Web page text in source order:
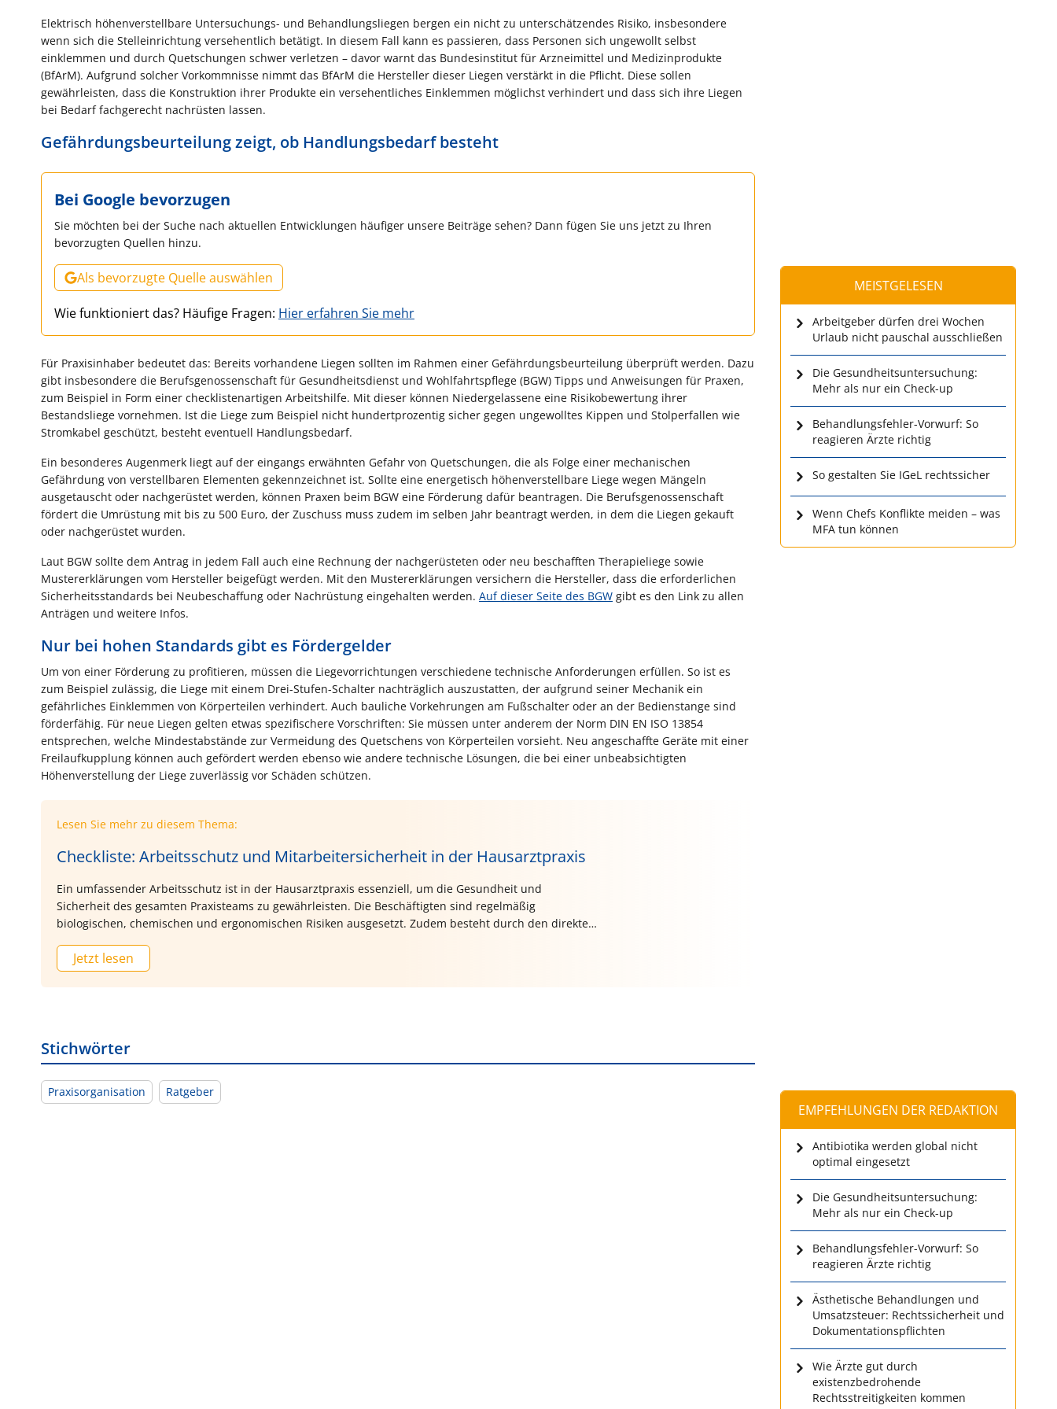
Elektrisch höhenverstellbare Untersuchungs- und Behandlungsliegen bergen ein nicht zu unterschätzendes Risiko, insbesondere
wenn sich die Stelleinrichtung versehentlich betätigt. In diesem Fall kann es passieren, dass Personen sich ungewollt selbst
einklemmen und durch Quetschungen schwer verletzen – davor warnt das Bundesinstitut für Arzneimittel und Medizinprodukte
(BfArM). Aufgrund solcher Vorkommnisse nimmt das BfArM die Hersteller dieser Liegen verstärkt in die Pflicht. Diese sollen
gewährleisten, dass die Konstruktion ihrer Produkte ein versehentliches Einklemmen möglichst verhindert und dass sich ihre Liegen
bei Bedarf fachgerecht nachrüsten lassen.
Gefährdungsbeurteilung zeigt, ob Handlungsbedarf besteht
Bei Google bevorzugen
Sie möchten bei der Suche nach aktuellen Entwicklungen häufiger unsere Beiträge sehen? Dann fügen Sie uns jetzt zu Ihren
bevorzugten Quellen hinzu.
Als bevorzugte Quelle auswählen
Wie funktioniert das? Häufige Fragen: Hier erfahren Sie mehr
Für Praxisinhaber bedeutet das: Bereits vorhandene Liegen sollten im Rahmen einer Gefährdungsbeurteilung überprüft werden. Dazu
gibt insbesondere die Berufsgenossenschaft für Gesundheitsdienst und Wohlfahrtspflege (BGW) Tipps und Anweisungen für Praxen,
zum Beispiel in Form einer checklistenartigen Arbeitshilfe. Mit dieser können Niedergelassene eine Risikobewertung ihrer
Bestandsliege vornehmen. Ist die Liege zum Beispiel nicht hundertprozentig sicher gegen ungewolltes Kippen und Stolperfallen wie
Stromkabel geschützt, besteht eventuell Handlungsbedarf.
Ein besonderes Augenmerk liegt auf der eingangs erwähnten Gefahr von Quetschungen, die als Folge einer mechanischen
Gefährdung von verstellbaren Elementen gekennzeichnet ist. Sollte eine energetisch höhenverstellbare Liege wegen Mängeln
ausgetauscht oder nachgerüstet werden, können Praxen beim BGW eine Förderung dafür beantragen. Die Berufsgenossenschaft
fördert die Umrüstung mit bis zu 500 Euro, der Zuschuss muss zudem im selben Jahr beantragt werden, in dem die Liegen gekauft
oder nachgerüstet wurden.
Laut BGW sollte dem Antrag in jedem Fall auch eine Rechnung der nachgerüsteten oder neu beschafften Therapieliege sowie
Mustererklärungen vom Hersteller beigefügt werden. Mit den Mustererklärungen versichern die Hersteller, dass die erforderlichen
Sicherheitsstandards bei Neubeschaffung oder Nachrüstung eingehalten werden. Auf dieser Seite des BGW gibt es den Link zu allen
Anträgen und weitere Infos.
Nur bei hohen Standards gibt es Fördergelder
Um von einer Förderung zu profitieren, müssen die Liegevorrichtungen verschiedene technische Anforderungen erfüllen. So ist es
zum Beispiel zulässig, die Liege mit einem Drei-Stufen-Schalter nachträglich auszustatten, der aufgrund seiner Mechanik ein
gefährliches Einklemmen von Körperteilen verhindert. Auch bauliche Vorkehrungen am Fußschalter oder an der Bedienstange sind
förderfähig. Für neue Liegen gelten etwas spezifischere Vorschriften: Sie müssen unter anderem der Norm DIN EN ISO 13854
entsprechen, welche Mindestabstände zur Vermeidung des Quetschens von Körperteilen vorsieht. Neu angeschaffte Geräte mit einer
Freilaufkupplung können auch gefördert werden ebenso wie andere technische Lösungen, die bei einer unbeabsichtigten
Höhenverstellung der Liege zuverlässig vor Schäden schützen.
Lesen Sie mehr zu diesem Thema:
Checkliste: Arbeitsschutz und Mitarbeitersicherheit in der Hausarztpraxis
Ein umfassender Arbeitsschutz ist in der Hausarztpraxis essenziell, um die Gesundheit und
Sicherheit des gesamten Praxisteams zu gewährleisten. Die Beschäftigten sind regelmäßig
biologischen, chemischen und ergonomischen Risiken ausgesetzt. Zudem besteht durch den direkten
ein erhöhtes Infektionsrisiko. Daher ist es wichtig, dass Hausarztpraxen die gesetzlichen
Anforderungen zum Arbeitsschutz konsequent einhalten und kontinuierlich überprüfen. Diese
Jetzt lesen
Stichwörter
Praxisorganisation Ratgeber
MEISTGELESEN
Arbeitgeber dürfen drei Wochen
Urlaub nicht pauschal ausschließen
Die Gesundheitsuntersuchung:
Mehr als nur ein Check-up
Behandlungsfehler-Vorwurf: So
reagieren Ärzte richtig
So gestalten Sie IGeL rechtssicher
Wenn Chefs Konflikte meiden – was
MFA tun können
EMPFEHLUNGEN DER REDAKTION
Antibiotika werden global nicht
optimal eingesetzt
Die Gesundheitsuntersuchung:
Mehr als nur ein Check-up
Behandlungsfehler-Vorwurf: So
reagieren Ärzte richtig
Ästhetische Behandlungen und
Umsatzsteuer: Rechtssicherheit und
Dokumentationspflichten
Wie Ärzte gut durch
existenzbedrohende
Rechtsstreitigkeiten kommen